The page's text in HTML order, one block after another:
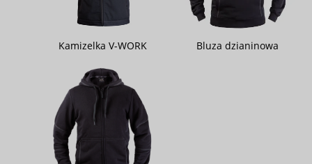
Kamizelka V-WORK Bluza dzianinowa